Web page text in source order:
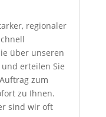
regionaler
über unseren
erteilen Sie
zum
zu Ihnen.
sind wir oft